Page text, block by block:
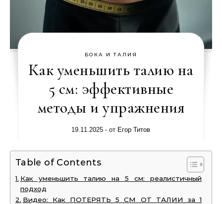
БОКА И ТАЛИЯ
Как уменьшить талию на
5 см: эффективные
методы и упражнения
19.11.2025 - от Егор Титов
Table of Contents
Как уменьшить талию на 5 см: реалистичный
подход
Видео: Как ПОТЕРЯТЬ 5 СМ ОТ ТАЛИИ за 1